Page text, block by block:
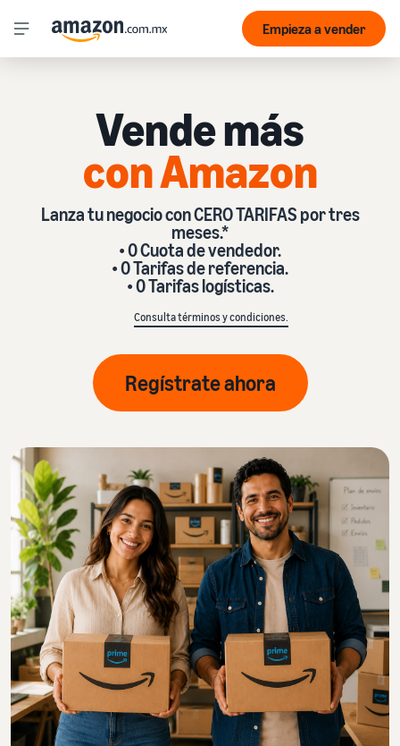
Empieza a vender
Vende más
con Amazon
Lanza tu negocio con CERO TARIFAS por tres
meses.*
• 0 Cuota de vendedor.
• 0 Tarifas de referencia.
• 0 Tarifas logísticas.
Consultatérminosycondiciones.
Regístrate ahora